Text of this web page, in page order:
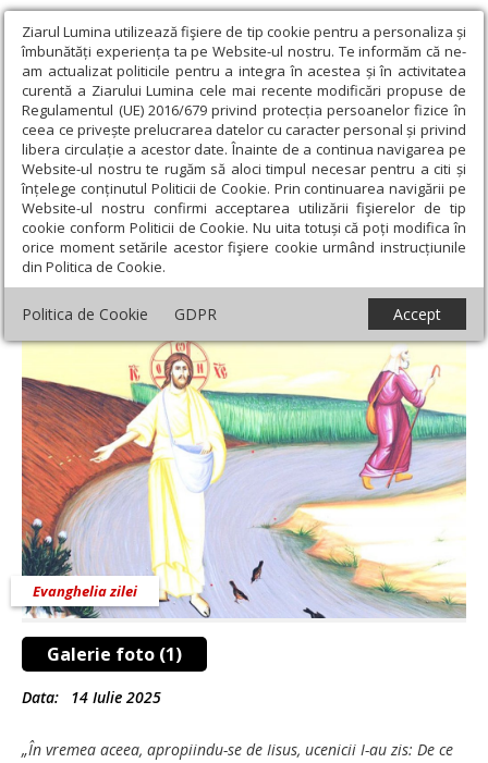
Ziarul Lumina utilizează fişiere de tip cookie pentru a personaliza și
îmbunătăți experiența ta pe Website-ul nostru. Te informăm că ne-
am actualizat politicile pentru a integra în acestea și în activitatea
curentă a Ziarului Lumina cele mai recente modificări propuse de
Regulamentul (UE) 2016/679 privind protecția persoanelor fizice în
ceea ce privește prelucrarea datelor cu caracter personal și privind
libera circulație a acestor date. Înainte de a continua navigarea pe
Website-ul nostru te rugăm să aloci timpul necesar pentru a citi și
înțelege conținutul Politicii de Cookie. Prin continuarea navigării pe
Website-ul nostru confirmi acceptarea utilizării fişierelor de tip
cookie conform Politicii de Cookie. Nu uita totuși că poți modifica în
orice moment setările acestor fişiere cookie urmând instrucțiunile
din Politica de Cookie.
Politica de Cookie GDPR Accept
Ziarul Lumina › Teologie și spiritualitate › Evanghelia zilei ›
Matei 13, 10-23 (De ce Mântuitorul a vorbit în pilde?)
Matei 13, 10-23 (De ce Mântuitorul a vorbit
în pilde?)
Galerie foto (1)
Evanghelia zilei
Data: 14 Iulie 2025
„În vremea aceea, apropiindu-se de Iisus, ucenicii I-au zis: De ce